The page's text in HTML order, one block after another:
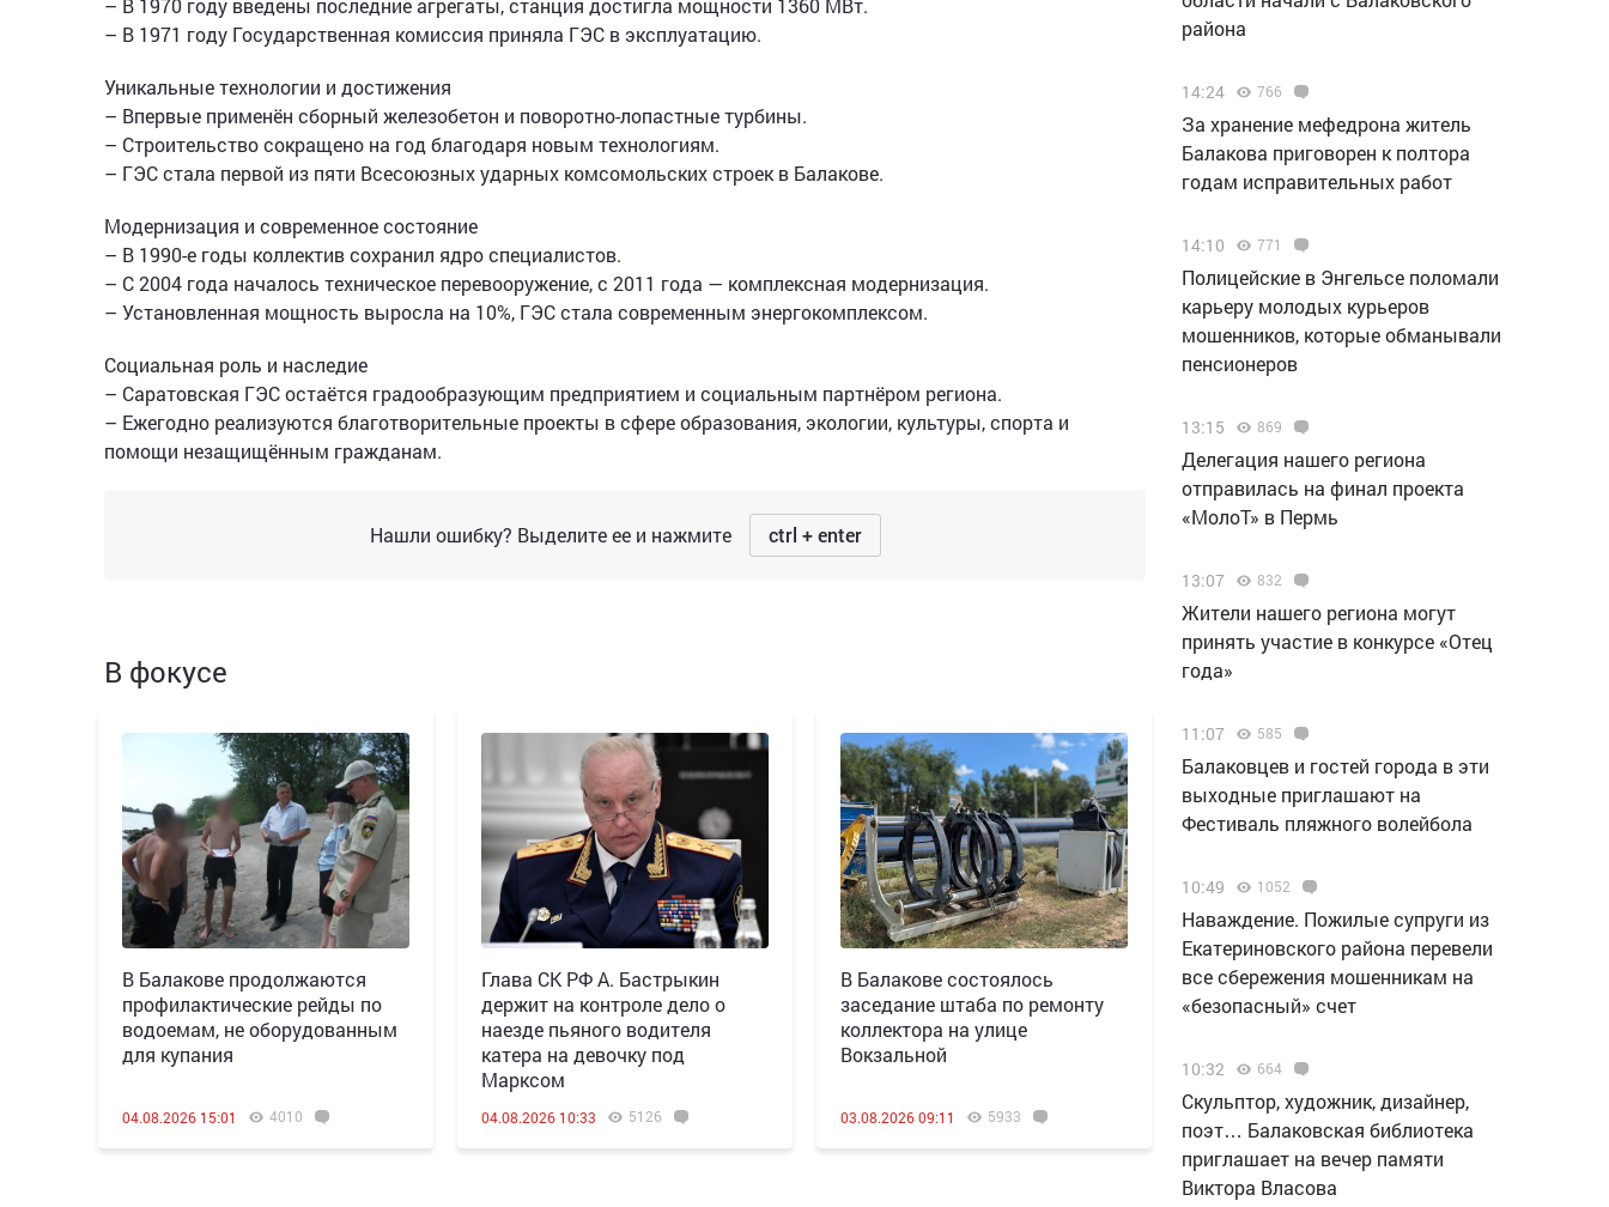
– В 1970 году введены последние агрегаты, станция достигла мощности 1360 МВт.
– В 1971 году Государственная комиссия приняла ГЭС в эксплуатацию.
Уникальные технологии и достижения
– Впервые применён сборный железобетон и поворотно-лопастные турбины.
– Строительство сокращено на год благодаря новым технологиям.
– ГЭС стала первой из пяти Всесоюзных ударных комсомольских строек в Балакове.
Модернизация и современное состояние
– В 1990-е годы коллектив сохранил ядро специалистов.
– С 2004 года началось техническое перевооружение, с 2011 года — комплексная модернизация.
– Установленная мощность выросла на 10%, ГЭС стала современным энергокомплексом.
Социальная роль и наследие
– Саратовская ГЭС остаётся градообразующим предприятием и социальным партнёром региона.
– Ежегодно реализуются благотворительные проекты в сфере образования, экологии, культуры, спорта и
помощи незащищённым гражданам.
Нашли ошибку? Выделите ее и нажмите ctrl + enter
В фокусе
В Балакове продолжаются
профилактические рейды по
водоемам, не оборудованным
для купания
04.08.2026 15:01 4010
Глава СК РФ А. Бастрыкин
держит на контроле дело о
наезде пьяного водителя
катера на девочку под
Марксом
04.08.2026 10:33 5126
В Балакове состоялось
заседание штаба по ремонту
коллектора на улице
Вокзальной
03.08.2026 09:11 5933
района
14:24 766
За хранение мефедрона житель
Балакова приговорен к полтора
годам исправительных работ
14:10 771
Полицейские в Энгельсе поломали
карьеру молодых курьеров
мошенников, которые обманывали
пенсионеров
13:15 869
Делегация нашего региона
отправилась на финал проекта
«МолоТ» в Пермь
13:07 832
Жители нашего региона могут
принять участие в конкурсе «Отец
года»
11:07 585
Балаковцев и гостей города в эти
выходные приглашают на
Фестиваль пляжного волейбола
10:49 1052
Наваждение. Пожилые супруги из
Екатериновского района перевели
все сбережения мошенникам на
«безопасный» счет
10:32 664
Скульптор, художник, дизайнер,
поэт… Балаковская библиотека
приглашает на вечер памяти
Виктора Власова